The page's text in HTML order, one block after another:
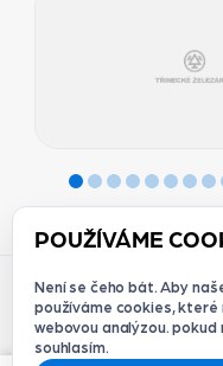
© 2012-
POUŽÍVÁME
Není se čeho bát. Aby
používáme cookies, které
webovou analýzou.
souhlasím.